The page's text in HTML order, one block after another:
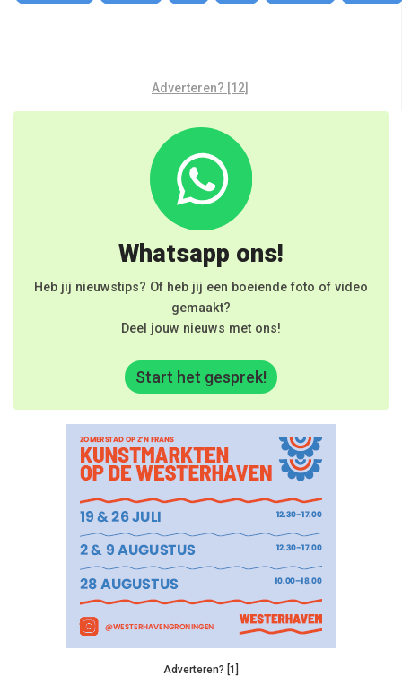
Adverteren? [12]
Whatsapp ons!
Heb jij nieuwstips? Of heb jij een boeiende foto of video
gemaakt?
Deel jouw nieuws met ons!
Start het gesprek!
Adverteren? [1]